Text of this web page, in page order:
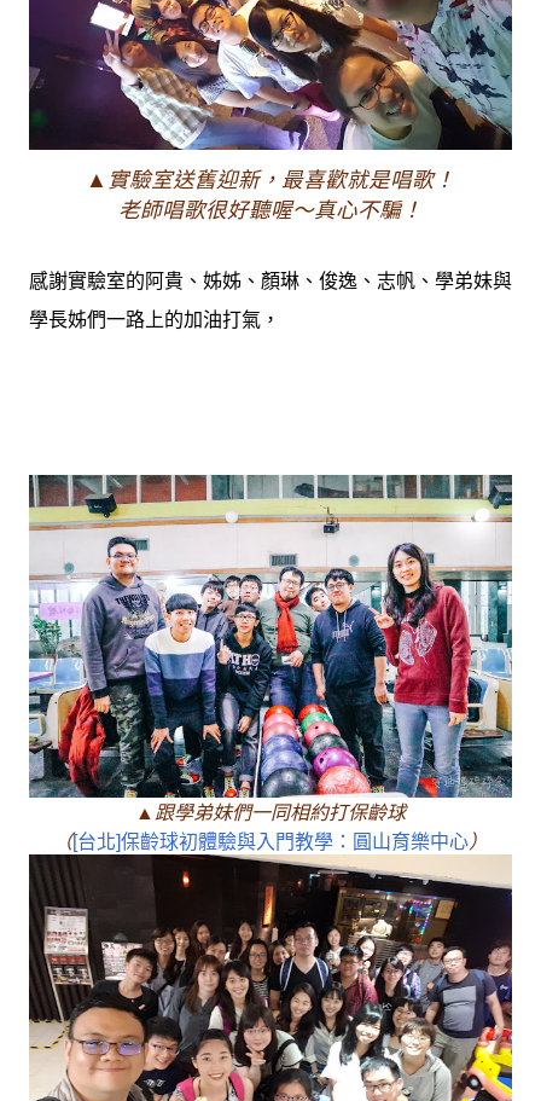
▲實驗室送舊迎新，最喜歡就是唱歌！
老師唱歌很好聽喔～真心不騙！
感謝實驗室的阿貴、姊姊、顏琳、俊逸、志帆、學弟妹與
學長姊們一路上的加油打氣，
▲跟學弟妹們一同相約打保齡球
（[台北]保齡球初體驗與入門教學：圓山育樂中心）